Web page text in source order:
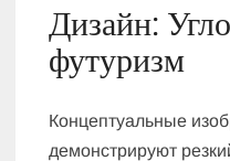
Дизайн:
футуризм
Концептуальные
демонстрируют